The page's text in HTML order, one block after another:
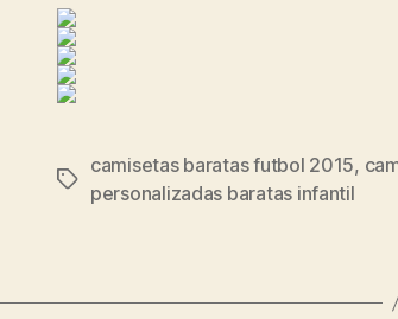
Etiquetas
camisetas baratas futbol 2015,
personalizadas baratas infantil